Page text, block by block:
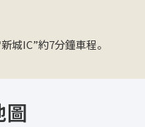
城IC”約7分鐘車程。
圖